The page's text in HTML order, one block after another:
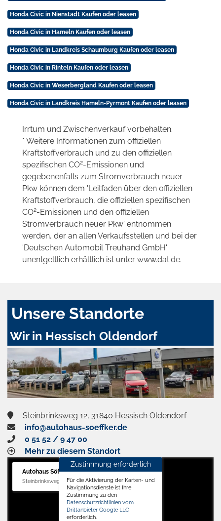
Honda Civic in Nienstädt Kaufen oder leasen
Honda Civic in Hameln Kaufen oder leasen
Honda Civic in Landkreis Schaumburg Kaufen oder leasen
Honda Civic in Rinteln Kaufen oder leasen
Honda Civic in Weserbergland Kaufen oder leasen
Honda Civic in Landkreis Hameln-Pyrmont Kaufen oder leasen
Irrtum und Zwischenverkauf vorbehalten.
* Weitere Informationen zum offiziellen
Kraftstoffverbrauch und zu den offiziellen
spezifischen CO2-Emissionen und
gegebenenfalls zum Stromverbrauch neuer
Pkw können dem 'Leitfaden über den offiziellen
Kraftstoffverbrauch, die offiziellen spezifischen
CO2-Emissionen und den offiziellen
Stromverbrauch neuer Pkw' entnommen
werden, der an allen Verkaufsstellen und bei der
'Deutschen Automobil Treuhand GmbH'
unentgeltlich erhältlich ist unter www.dat.de.
Unsere Standorte
Wir in Hessisch Oldendorf
Steinbrinksweg 12, 31840 Hessisch Oldendorf
info@autohaus-soeffker.de
0 51 52 / 9 47 00
Mehr zu diesem Standort
Autohaus Söffker GmbH
Steinbrinksweg 12, 31840 Hessisch Oldendorf
Zustimmung erforderlich
Für die Aktivierung der Karten- und
Navigationsdienste ist Ihre
Zustimmung zu den
Datenschutzrichtlinien vom
Drittanbieter Google LLC
erforderlich.